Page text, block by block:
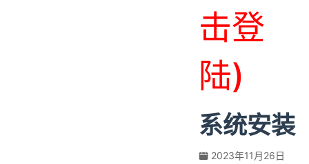
击登
陆)
系统安装
2023年11月26日